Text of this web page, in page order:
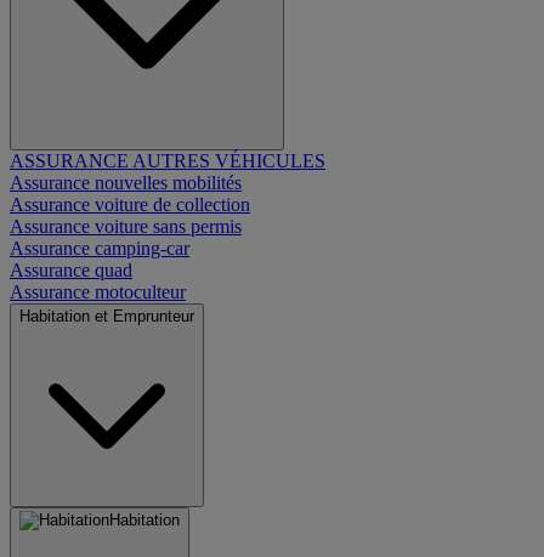
ASSURANCE AUTRES VÉHICULES
Assurance nouvelles mobilités
Assurance voiture de collection
Assurance voiture sans permis
Assurance camping-car
Assurance quad
Assurance motoculteur
Habitation et Emprunteur
Habitation